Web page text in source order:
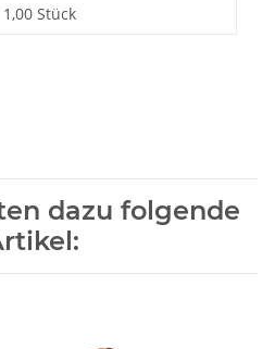
1,00 Stück
dazu folgende